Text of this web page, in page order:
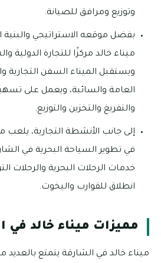
وتوزيع ومرافق للصيانة.
بفضل موقعه الاستراتيجي والبنية
ميناء خالد مركزًا للتجارة الدولية
ويستقبل الميناء السفن التجارية
العامة والسائبة، ويعمل على
والتفريغ والتخزين والتوزيع.
إلى جانب الأنشطة التجارية، يلعب
في تطوير السياحة البحرية في
خدمات الرحلات البحرية والرحلات
انطلاق للقوارب واليخوت.
مميزات ميناء خالد في
ميناء خالد في الشارقة يتمتع بالعديد